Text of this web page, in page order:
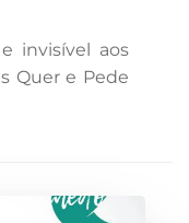
invisível aos
Quer e Pede